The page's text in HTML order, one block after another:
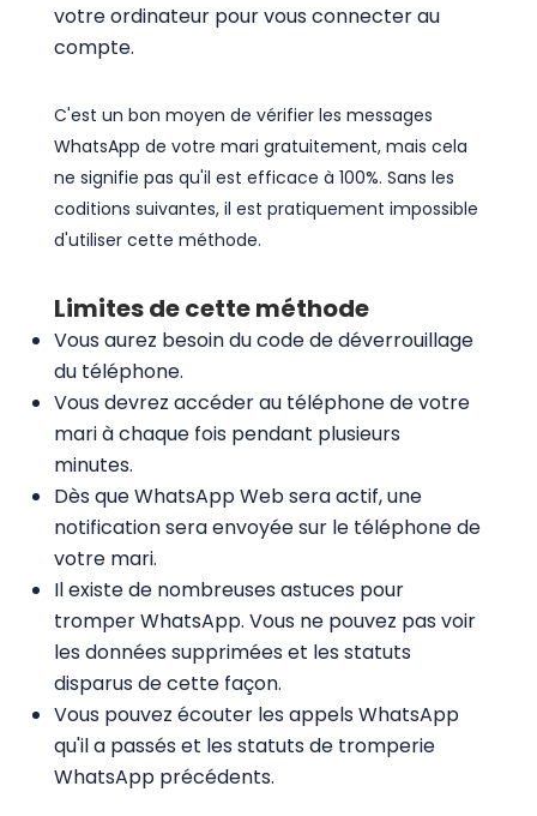
votre ordinateur pour vous connecter au
compte.
C'est un bon moyen de vérifier les messages
WhatsApp de votre mari gratuitement, mais cela
ne signifie pas qu'il est efficace à 100%. Sans les
coditions suivantes, il est pratiquement impossible
d'utiliser cette méthode.
Limites de cette méthode
Vous aurez besoin du code de déverrouillage
du téléphone.
Vous devrez accéder au téléphone de votre
mari à chaque fois pendant plusieurs
minutes.
Dès que WhatsApp Web sera actif, une
notification sera envoyée sur le téléphone de
votre mari.
Il existe de nombreuses astuces pour
tromper WhatsApp. Vous ne pouvez pas voir
les données supprimées et les statuts
disparus de cette façon.
Vous pouvez écouter les appels WhatsApp
qu'il a passés et les statuts de tromperie
WhatsApp précédents.